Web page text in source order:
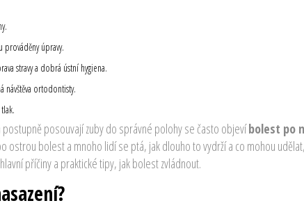
prováděny úpravy.
stravy a dobrá ústní hygiena.
návštěva ortodontisty.
posouvají zuby do správné polohyse často objevíbolest po
ostrou bolest a mnoho lidí se ptá, jak dlouho to vydrží a co mohou
příčiny a praktické tipy, jak bolest zvládnout.